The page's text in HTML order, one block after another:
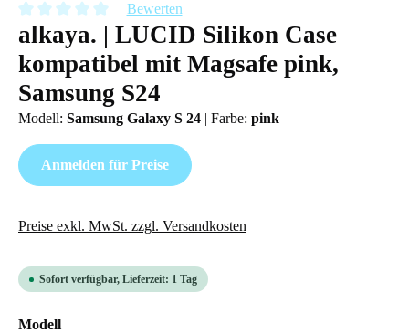
Durchschnittliche Bewertung von 0 von 5 Sternen
Bewerten
alkaya. | LUCID Silikon Case
kompatibel mit Magsafe pink,
Samsung S24
Modell: Samsung Galaxy S 24 | Farbe: pink
Anmelden für Preise
Preise exkl. MwSt. zzgl. Versandkosten
Sofort verfügbar, Lieferzeit: 1 Tag
Modellauswählen